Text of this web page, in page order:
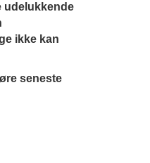
udelukkende
ikke kan
seneste